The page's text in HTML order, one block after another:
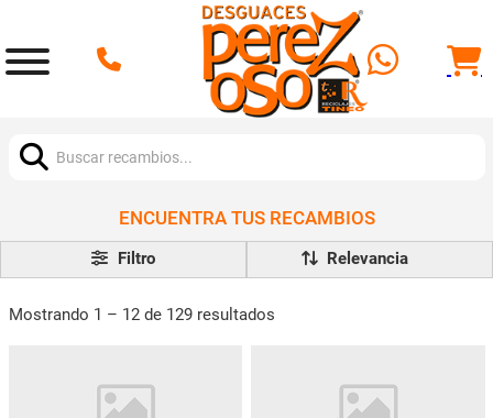
ENCUENTRA TUS RECAMBIOS
Filtro
Mostrando 1 – 12 de 129 resultados